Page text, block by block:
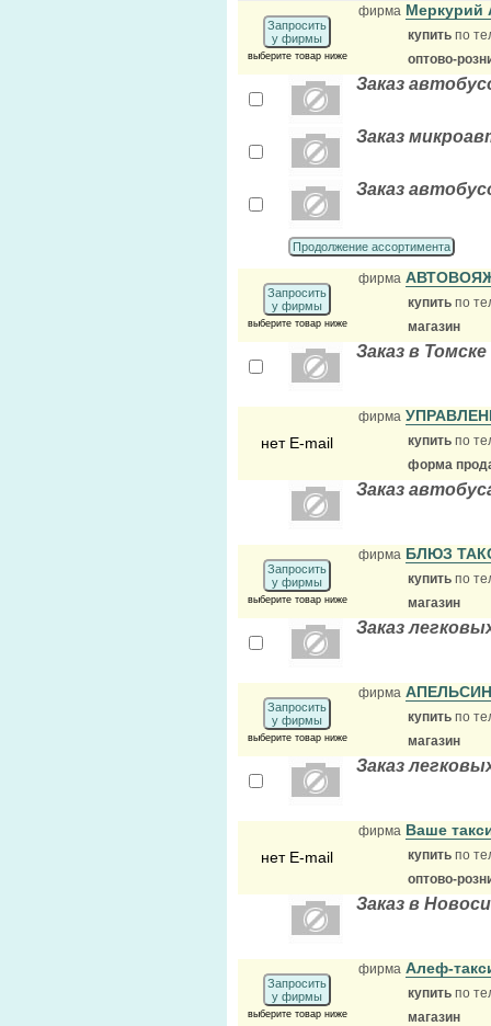
Запросить
у фирмы
выберите товар ниже
фирма Меркурий
купить по
оптово-
Заказ
Заказ
Заказ
Продолжение ассортимента
Запросить
у фирмы
выберите товар ниже
фирма
купить по
магазин
Заказ в Томске
нет E-mail
фирма
купить по
форма
Заказ
Запросить
у фирмы
выберите товар ниже
фирма БЛЮЗ
купить по
магазин
Заказ
Запросить
у фирмы
выберите товар ниже
фирма
купить по
магазин
Заказ
нет E-mail
фирма Ваше
купить по
оптово-
Заказ в
Запросить
у фирмы
выберите товар ниже
фирма Алеф-
купить по
магазин